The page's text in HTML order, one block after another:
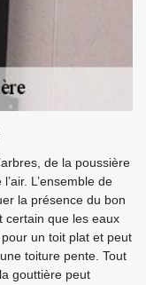
de la poussière
L’ensemble de
la présence du bon
certain que les eaux
un toit plat et peut
toiture pente. Tout
gouttière peut